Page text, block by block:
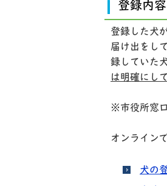
登録内
登録した犬
届け出をし
録していた
は明確にし
※市役所窓
オンライン
犬の